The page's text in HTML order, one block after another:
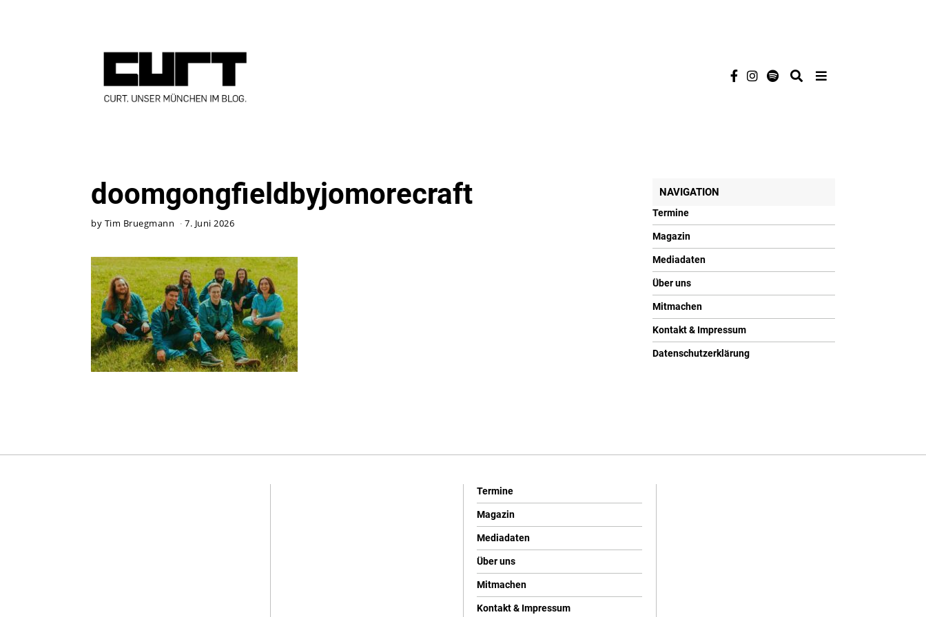
doomgongfieldbyjomorecraft
by Tim Bruegmann 7. Juni 2026
NAVIGATION
Termine
Magazin
Mediadaten
Über uns
Mitmachen
Kontakt & Impressum
Datenschutzerklärung
Termine
Magazin
Mediadaten
Über uns
Mitmachen
Kontakt & Impressum